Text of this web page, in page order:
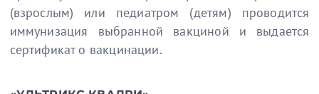
(взрослым) или педиатром (детям) проводится
иммунизация выбранной вакциной и выдается
сертификат о вакцинации.